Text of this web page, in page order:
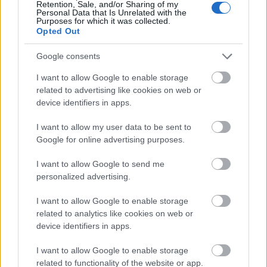
Retention, Sale, and/or Sharing of my
Personal Data that Is Unrelated with the
Purposes for which it was collected.
Opted Out
Google consents
I want to allow Google to enable storage
related to advertising like cookies on web or
device identifiers in apps.
I want to allow my user data to be sent to
Google for online advertising purposes.
I want to allow Google to send me
personalized advertising.
I want to allow Google to enable storage
related to analytics like cookies on web or
device identifiers in apps.
I want to allow Google to enable storage
related to functionality of the website or app.
"Kis ibolyáim mind elkeltek, Majd újak síromon
teremnek..." - emlékezik vissza. - Felvetődött a
kérdés, hogyan szerepeltessenek a címlapon.
Erzsébetekkel tele volt a Nemzeti, és különben is,
világéletemben utáltam ezt a túl hosszú, hivatalos
nevet. Otthon Erzsa voltam, de az akkor még a
művészvilágban sem volt szalonképes. Édesanyám
szerintMoór Mariannaa "keresztanyám", én sajnos
nem emlékszem, hogy tényleg az ő ötlete nyomán
lettem-e Zsóka.
Végzés után hol budapesti, hol vidéki - kecskeméti,
békéscsabai, szegedi - társulatok tagja volt. Szó
nélkül, több mint másfél évtized után hagyta ott
1995 decemberében Szegedet. Elege lett. Abban az
Dezsőffy Rajz KatalinésSomló Andrea
hangja is
visszacsengett a fülében, aki azt mondták, hogy "ha
nem érzed jól magad, kevés a fizetésed, gyere
- Fél év múlva tizenöt szinkronstúdióban dolgoztam,